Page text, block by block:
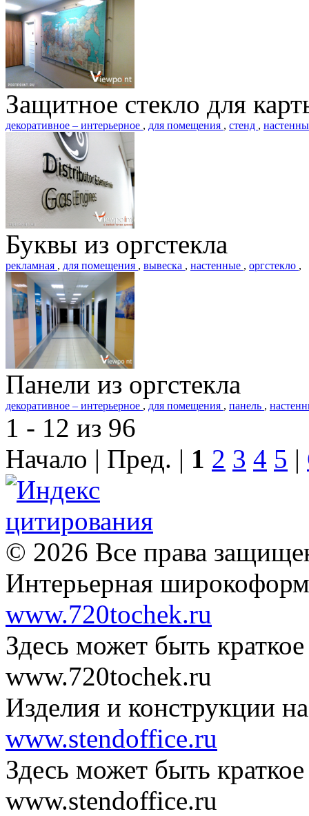
Защитное стекло для
декоративное – интерьерное , для помещения , стенд ,
Буквы из оргстекла
рекламная , для помещения , вывеска , настенные , оргстекло ,
Панели из оргстекла
декоративное – интерьерное , для помещения , панель ,
1 - 12 из 96
Начало | Пред. | 1 2 3 4 5 |
© 2026 Все права
Интерьерная
www.720tochek.ru
Здесь может быть
www.720tochek.ru
Изделия и конструкции на
www.stendoffice.ru
Здесь может быть
www.stendoffice.ru